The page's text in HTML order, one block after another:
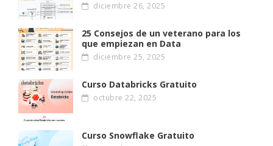
diciembre 26, 2025
25 Consejos de un veterano para los
que empiezan en Data
diciembre 25, 2025
Curso Databricks Gratuito
octubre 22, 2025
Curso Snowflake Gratuito